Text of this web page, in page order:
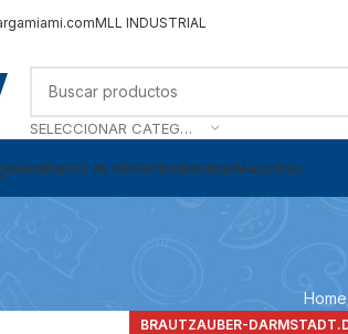
MLL INDUSTRIAL
SELECCIONAR CATEGORÍA
Banco de AlimentosBebidasMascotas
Home
BRAUTZAUBER-